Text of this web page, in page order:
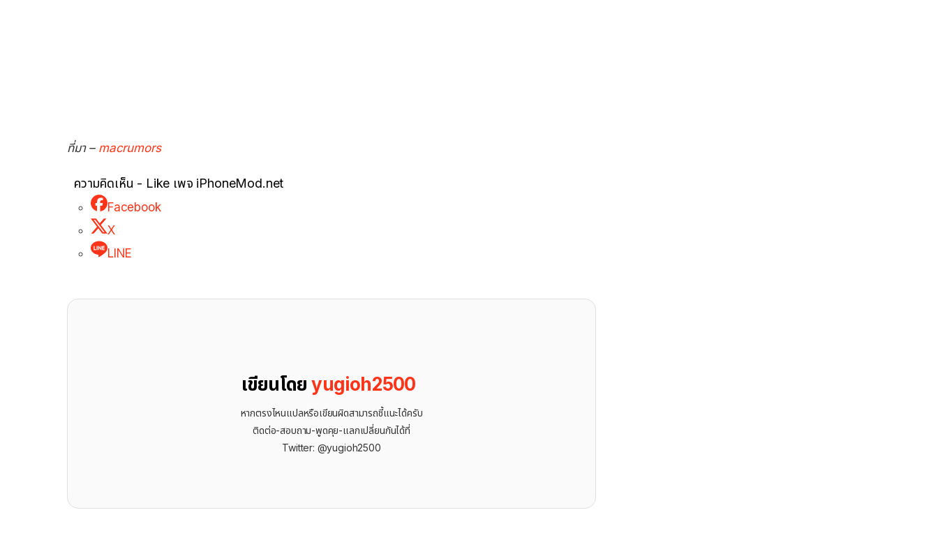
ที่มา – macrumors
ความคิดเห็น - Like เพจ iPhoneMod.net
Facebook
X
LINE
เขียนโดยyugioh2500
หากตรงไหนแปลหรือเขียนผิดสามารถชี้แนะได้ครับ
ติดต่อ-สอบถาม-พูดคุย-แลกเปลี่ยนกันได้ที่
Twitter: @yugioh2500